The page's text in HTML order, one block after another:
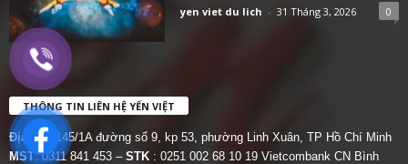
yen viet du lich - 31 Tháng 3, 2026 0
THÔNG TIN LIÊN HỆ YẾN VIỆT
Địa chỉ:
145/1A đường số 9, kp 53, phường Linh Xuân, TP Hồ Chí Minh
MST: 0311 841 453 – STK : 0251 002 68 10 19 Vietcombank CN Bình